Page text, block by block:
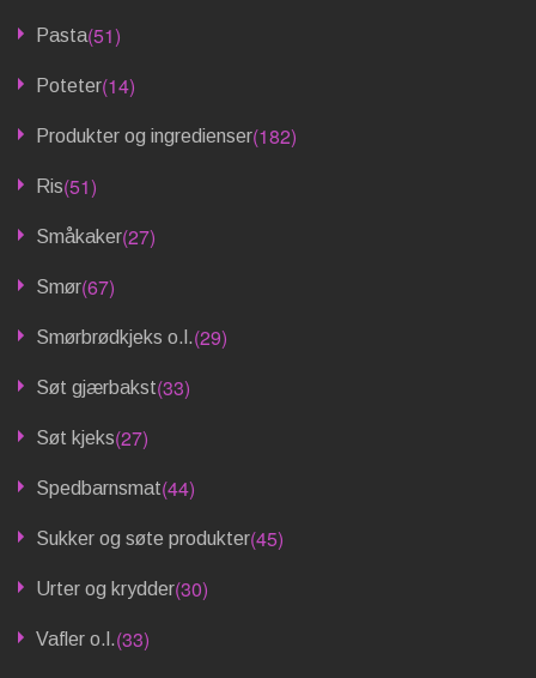
Pasta(51)
Poteter(14)
Produkter og ingredienser(182)
Ris(51)
Småkaker(27)
Smør(67)
Smørbrødkjeks o.l.(29)
Søt gjærbakst(33)
Søt kjeks(27)
Spedbarnsmat(44)
Sukker og søte produkter(45)
Urter og krydder(30)
Vafler o.l.(33)